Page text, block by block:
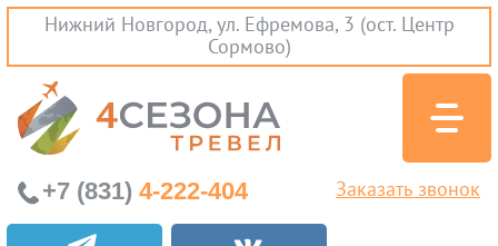
Нижний Новгород, ул. Ефремова, 3 (ост. Центр
Сормово)
+7 (831) 4-222-404 Заказать звонок